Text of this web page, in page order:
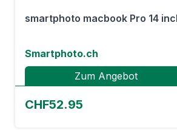
smartphoto macbook Pro 14
Smartphoto.ch
Zum Angebot
CHF52.95